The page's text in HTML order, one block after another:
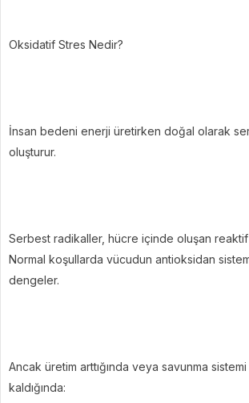
Oksidatif Stres Nedir?
İnsan bedeni enerji üretirken doğal olarak
oluşturur.
Serbest radikaller, hücre içinde oluşan
Normal koşullarda vücudun antioksidan
dengeler.
Ancak üretim arttığında veya savunma
kaldığında: